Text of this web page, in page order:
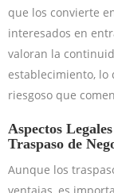
que los convierte
interesados en
valoran la
establecimiento, lo
riesgoso que
Aspectos
Traspaso de
Aunque los